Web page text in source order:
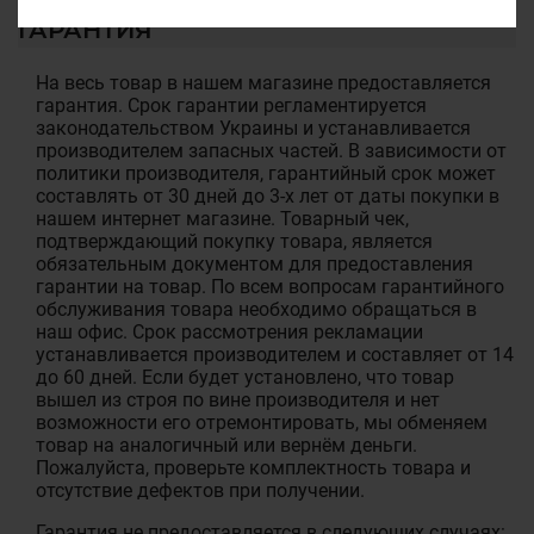
ГАРАНТИЯ
На весь товар в нашем магазине предоставляется
гарантия. Срок гарантии регламентируется
законодательством Украины и устанавливается
производителем запасных частей. В зависимости от
политики производителя, гарантийный срок может
составлять от 30 дней до 3-х лет от даты покупки в
нашем интернет магазине. Товарный чек,
подтверждающий покупку товара, является
обязательным документом для предоставления
гарантии на товар. По всем вопросам гарантийного
обслуживания товара необходимо обращаться в
наш офис. Срок рассмотрения рекламации
устанавливается производителем и составляет от 14
до 60 дней. Если будет установлено, что товар
вышел из строя по вине производителя и нет
возможности его отремонтировать, мы обменяем
товар на аналогичный или вернём деньги.
Пожалуйста, проверьте комплектность товара и
отсутствие дефектов при получении.